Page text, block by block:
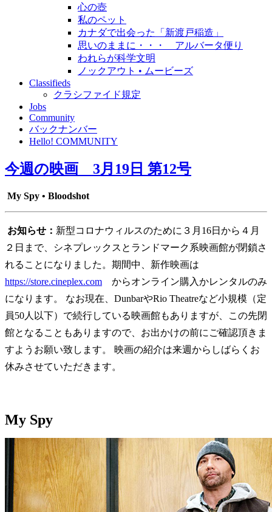
心の壺
私のペット
カナダで出会った「新渡戸稲造」
思いのままに・・・ アルバータ便り
われらが科学文明
ノックアウト • ムービーズ
Classifieds
クラシファイド規定
Jobs
Community
バックナンバー
Hello! COMMUNITY
今週の映画 3月19日 第12号
My Spy • Bloodshot
お知らせ： 新型コロナウィルスのために３月16日から４月
２日まで、シネプレックスとランドマーク系映画館が閉鎖さ
れることになりました。期間中、新作映画は
https://store.cineplex.com からオンライン購入かレンタルのみ
になります。 なお現在、DunbarやRio Theatreなど小規模（定
員50人以下）で続行している映画館もありますが、この先閉
館となることもありますので、お出かけの前にご確認頂きま
すようお願い致します。 映画の紹介は来週からしばらくお
休みさせていただきます。
My Spy